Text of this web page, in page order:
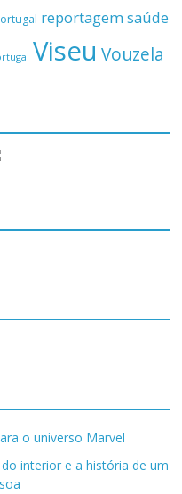
reportagemsaúde
Viseu Vouzela
o universo Marvel
interior e a história de um